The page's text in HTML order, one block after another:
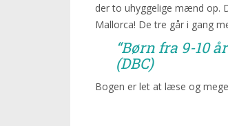
der to uhyggelige mænd op.
Mallorca! De tre går i gang
“Børn fra 9-10
(DBC)
Bogen er let at læse og